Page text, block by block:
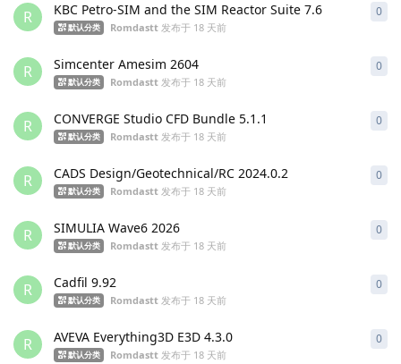
R KBC Petro-SIM and the SIM Reactor Suite 7.6
默认分类 Romdastt 发布于 18 天前
0
R Simcenter Amesim 2604
默认分类 Romdastt 发布于 18 天前
0
R CONVERGE Studio CFD Bundle 5.1.1
默认分类 Romdastt 发布于 18 天前
0
R CADS Design/Geotechnical/RC 2024.0.2
默认分类 Romdastt 发布于 18 天前
0
R SIMULIA Wave6 2026
默认分类 Romdastt 发布于 18 天前
0
R Cadfil 9.92
默认分类 Romdastt 发布于 18 天前
0
R AVEVA Everything3D E3D 4.3.0
默认分类 Romdastt 发布于 18 天前
0